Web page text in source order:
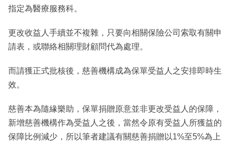
指定為醫療服務科。
更改收益人手續並不複雜，只要向相關保險公司索取有關申
請表，或聯絡相關理財顧問代為處理。
而請獲正式批核後，慈善機構成為保單受益人之安排即時生
效。
慈善本為隨緣樂助，保單捐贈原意並非更改受益人的保障，
新增慈善機構作為受益人之後，當然令原有受益人所獲益的
保障比例減少，所以筆者建議有關慈善捐贈以1%至5%為上